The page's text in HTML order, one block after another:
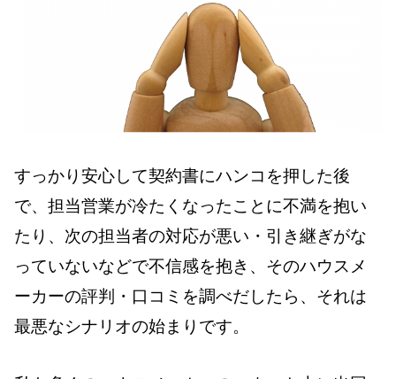
すっかり安心して契約書にハンコを押した後
で、担当営業が冷たくなったことに不満を抱い
たり、次の担当者の対応が悪い・引き継ぎがな
っていないなどで不信感を抱き、そのハウスメ
ーカーの評判・口コミを調べだしたら、それは
最悪なシナリオの始まりです。